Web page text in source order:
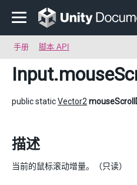
手册 脚本 API
Input
public staticVector2
描述
当前的鼠标滚动增量。（只读）